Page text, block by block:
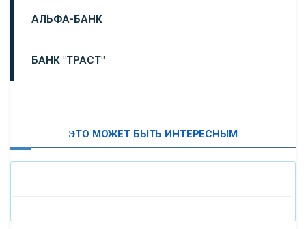
АЛЬФА-БАНК
БАНК "ТРАСТ"
«БАНК САНКТ-ПЕТЕРБУРГ»
ЭТО МОЖЕТ БЫТЬ ИНТЕРЕСНЫМ